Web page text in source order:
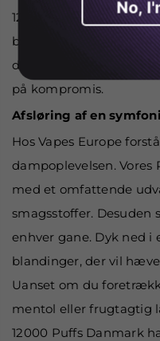
12000 Puff er
behovene hos
dampsessioner, og
på kompromis.
Afsløring af en
Hos Vapes Europe
dampoplevelsen. Vores
med et omfattende
smagsstoffer. Desuden
enhver gane. Dyk ned i
blandinger, der vil
Uanset om du
mentol eller frugtagtig
12000 Puffs Danmark
No,